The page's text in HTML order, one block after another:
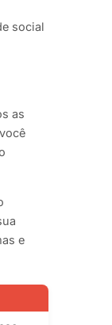
social
as
e